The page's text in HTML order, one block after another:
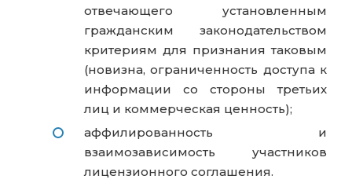
отвечающего установленным
гражданским законодательством
критериям для признания таковым
(новизна, ограниченность доступа к
информации со стороны третьих
лиц и коммерческая ценность);
аффилированность и
взаимозависимость участников
лицензионного соглашения.